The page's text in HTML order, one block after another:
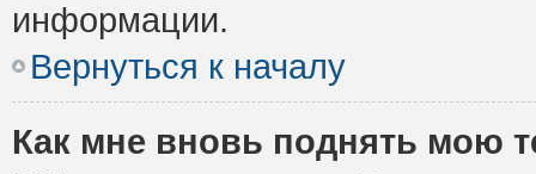
информации.
Вернуться к началу
Как мне вновь поднять мою